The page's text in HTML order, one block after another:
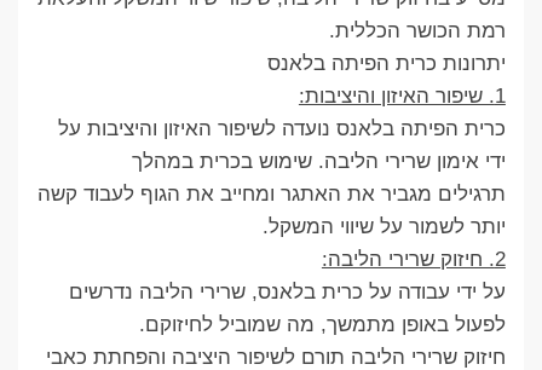
רמת הכושר הכללית.
יתרונות כרית הפיתה בלאנס
1. שיפור האיזון והיציבות:
כרית הפיתה בלאנס נועדה לשיפור האיזון והיציבות על
ידי אימון שרירי הליבה. שימוש בכרית במהלך
תרגילים מגביר את האתגר ומחייב את הגוף לעבוד קשה
יותר לשמור על שיווי המשקל.
2. חיזוק שרירי הליבה:
על ידי עבודה על כרית בלאנס, שרירי הליבה נדרשים
לפעול באופן מתמשך, מה שמוביל לחיזוקם.
חיזוק שרירי הליבה תורם לשיפור היציבה והפחתת כאבי